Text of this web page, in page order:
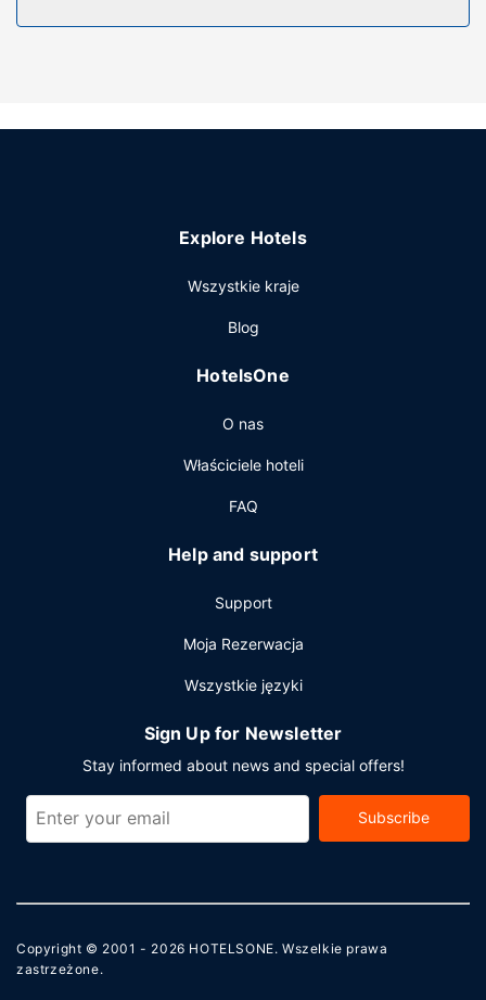
biletów/wycieczek i teren piknikowy.
Explore Hotels
Wszystkie kraje
Blog
HotelsOne
O nas
Właściciele hoteli
FAQ
Help and support
Support
Moja Rezerwacja
Wszystkie języki
Sign Up for Newsletter
Stay informed about news and special offers!
Subscribe
Copyright © 2001 - 2026 HOTELSONE. Wszelkie prawa
zastrzeżone.